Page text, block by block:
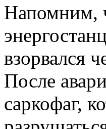
Напомним,
взорвался
После
саркофаг,